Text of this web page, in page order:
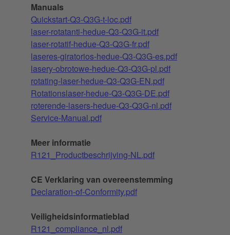
Manuals
Quickstart-Q3-Q3G-t-loc.pdf
laser-rotatanti-hedue-Q3-Q3G-it.pdf
laser-rotatif-hedue-Q3-Q3G-fr.pdf
laseres-giratorios-hedue-Q3-Q3G-es.pdf
lasery-obrotowe-hedue-Q3-Q3G-pl.pdf
rotating-laser-hedue-Q3-Q3G-EN.pdf
Rotationslaser-hedue-Q3-Q3G-DE.pdf
roterende-lasers-hedue-Q3-Q3G-nl.pdf
Service-Manual.pdf
Meer informatie
R121_Productbeschrijving-NL.pdf
CE Verklaring van overeenstemming
Declaration-of-Conformity.pdf
Veiligheidsinformatieblad
R121_compliance_nl.pdf